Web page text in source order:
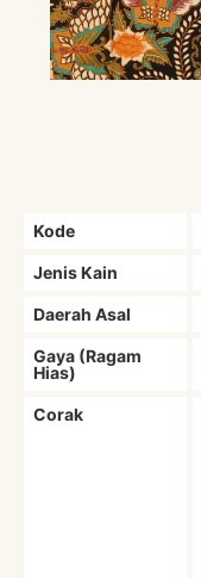
Kode
Jenis Kain
Daerah Asal
Gaya (Ragam
Hias)
Corak